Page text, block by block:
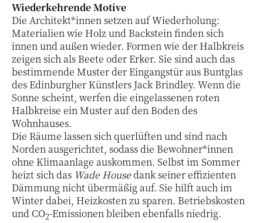
Wiederkehrende Motive
Die Architekt*innen setzen auf Wiederholung:
Materialien wie Holz und Backstein finden sich
innen und außen wieder. Formen wie der Halbkreis
zeigen sich als Beete oder Erker. Sie sind auch das
bestimmende Muster der Eingangstür aus Buntglas
des Edinburgher Künstlers Jack Brindley. Wenn die
Sonne scheint, werfen die eingelassenen roten
Halbkreise ein Muster auf den Boden des
Wohnhauses.
Die Räume lassen sich querlüften und sind nach
Norden ausgerichtet, sodass die Bewohner*innen
ohne Klimaanlage auskommen. Selbst im Sommer
heizt sich das Wade Housedank seiner effizienten
Dämmung nicht übermäßig auf. Sie hilft auch im
Winter dabei, Heizkosten zu sparen. Betriebskosten
und CO2-Emissionen bleiben ebenfalls niedrig.